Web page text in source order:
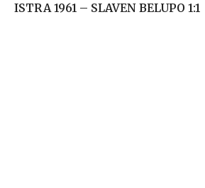
ISTRA 1961 – SLAVEN BELUPO 1:1